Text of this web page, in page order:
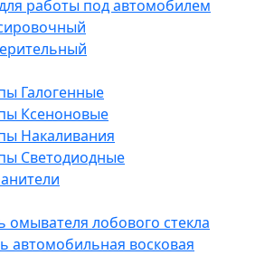
работы под автомобилем
Галогенные
Ксеноновые
Накаливания
Светодиодные
омывателя лобового стекла
автомобильная восковая